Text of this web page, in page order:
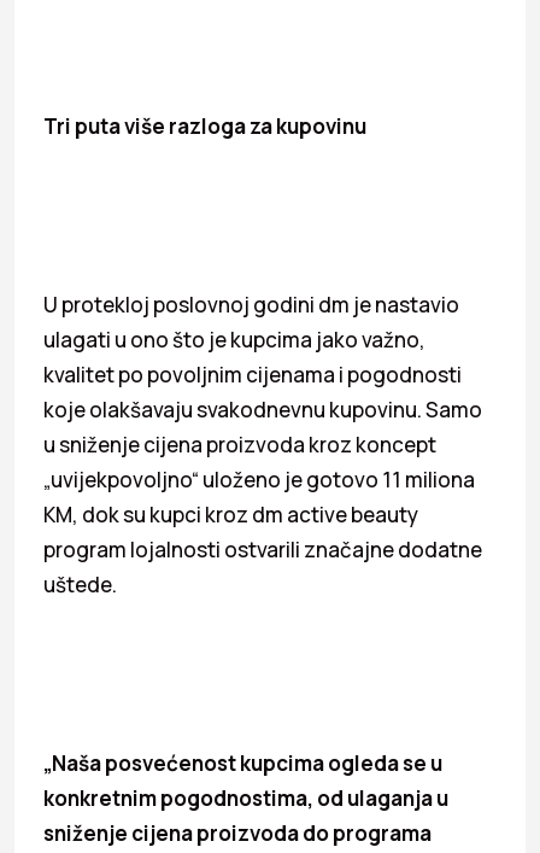
Tri puta više razloga za kupovinu
U protekloj poslovnoj godini dm je nastavio
ulagati u ono što je kupcima jako važno,
kvalitet po povoljnim cijenama i pogodnosti
koje olakšavaju svakodnevnu kupovinu. Samo
u sniženje cijena proizvoda kroz koncept
„uvijekpovoljno“ uloženo je gotovo 11 miliona
KM, dok su kupci kroz dm active beauty
program lojalnosti ostvarili značajne dodatne
uštede.
„Naša posvećenost kupcima ogleda se u
konkretnim pogodnostima, od ulaganja u
sniženje cijena proizvoda do programa